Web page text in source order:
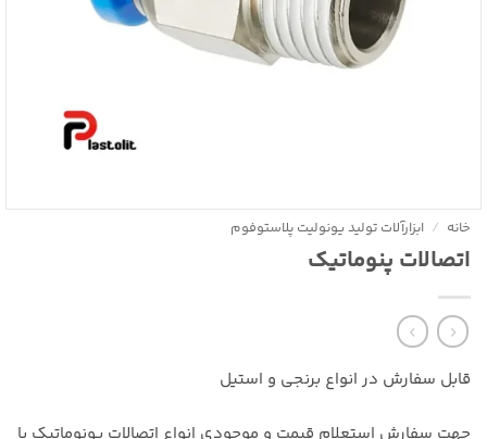
خانه / ابزارآلات تولید یونولیت پلاستوفوم
اتصالات پنوماتیک
قابل سفارش در انواع برنجی و استیل
جهت سفارش استعلام قیمت و موجودی انواع اتصالات پونوماتیک با